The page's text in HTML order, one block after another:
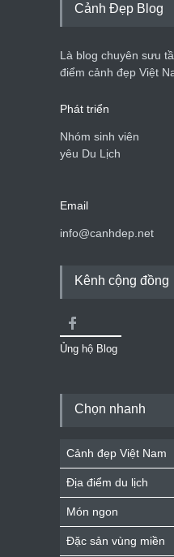
du
Cảnh
Cảnh Đẹp Blog
Là blog chuyên sưu
điểm cảnh đẹp Việt
Phát triển
Nhóm sinh viên
yêu Du Lịch
Email
info@canhdep.net
Kênh cộng đồng
Ủng hộ Blog
Chọn nhanh
Cảnh đẹp Việt Nam
Địa điểm du lịch
Món ngon
Đặc sản vùng miền